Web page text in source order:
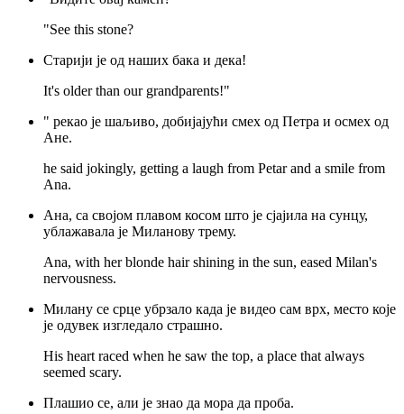
"See this stone?
Старији је од наших бака и дека!
It's older than our grandparents!"
" рекао је шаљиво, добијајући смех од Петра и осмех од
Ане.
he said jokingly, getting a laugh from Petar and a smile from
Ana.
Ана, са својом плавом косом што је сјајила на сунцу,
ублажавала је Миланову трему.
Ana, with her blonde hair shining in the sun, eased Milan's
nervousness.
Милану се срце убрзало када је видео сам врх, место које
је одувек изгледало страшно.
His heart raced when he saw the top, a place that always
seemed scary.
Плашио се, али је знао да мора да проба.